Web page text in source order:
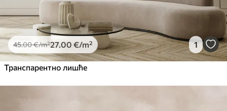
45.00€/m²27.00 €/m² 1
Транспарентно лишће